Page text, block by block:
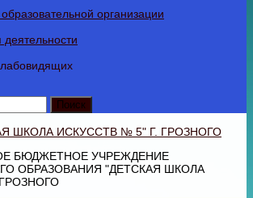
организации
БЮДЖЕТНОЕ УЧРЕЖДЕНИЕ
ОБРАЗОВАНИЯ "ДЕТСКАЯ ШКОЛА